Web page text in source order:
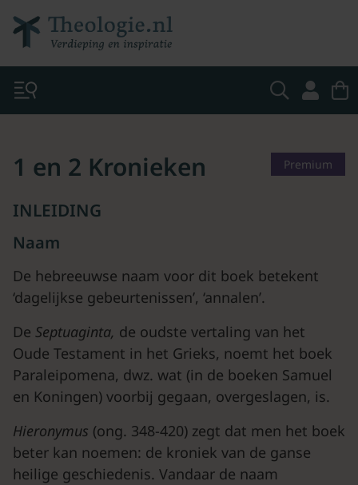
Premium
1 en 2 Kronieken
INLEIDING
Naam
De hebreeuwse naam voor dit boek betekent
‘dagelijkse gebeurtenissen’, ‘annalen’.
De Septuaginta, de oudste vertaling van het
Oude Testament in het Grieks, noemt het boek
Paraleipomena, dwz. wat (in de boeken Samuel
en Koningen) voorbij gegaan, overgeslagen, is.
Hieronymus (ong. 348-420) zegt dat men het boek
beter kan noemen: de kroniek van de ganse
heilige geschiedenis. Vandaar de naam